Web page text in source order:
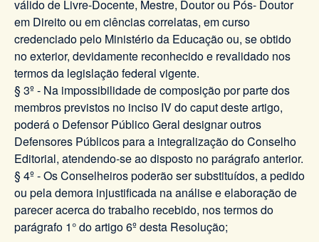
válido de Livre-Docente, Mestre, Doutor ou Pós- Doutor
em Direito ou em ciências correlatas, em curso
credenciado pelo Ministério da Educação ou, se obtido
no exterior, devidamente reconhecido e revalidado nos
termos da legislação federal vigente.
§ 3º - Na impossibilidade de composição por parte dos
membros previstos no inciso IV do caput deste artigo,
poderá o Defensor Público Geral designar outros
Defensores Públicos para a integralização do Conselho
Editorial, atendendo-se ao disposto no parágrafo anterior.
§ 4º - Os Conselheiros poderão ser substituídos, a pedido
ou pela demora injustificada na análise e elaboração de
parecer acerca do trabalho recebido, nos termos do
parágrafo 1° do artigo 6º desta Resolução;